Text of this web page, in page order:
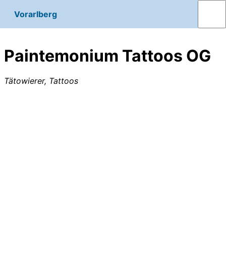
Vorarlberg
Paintemonium Tattoos OG
Tätowierer, Tattoos